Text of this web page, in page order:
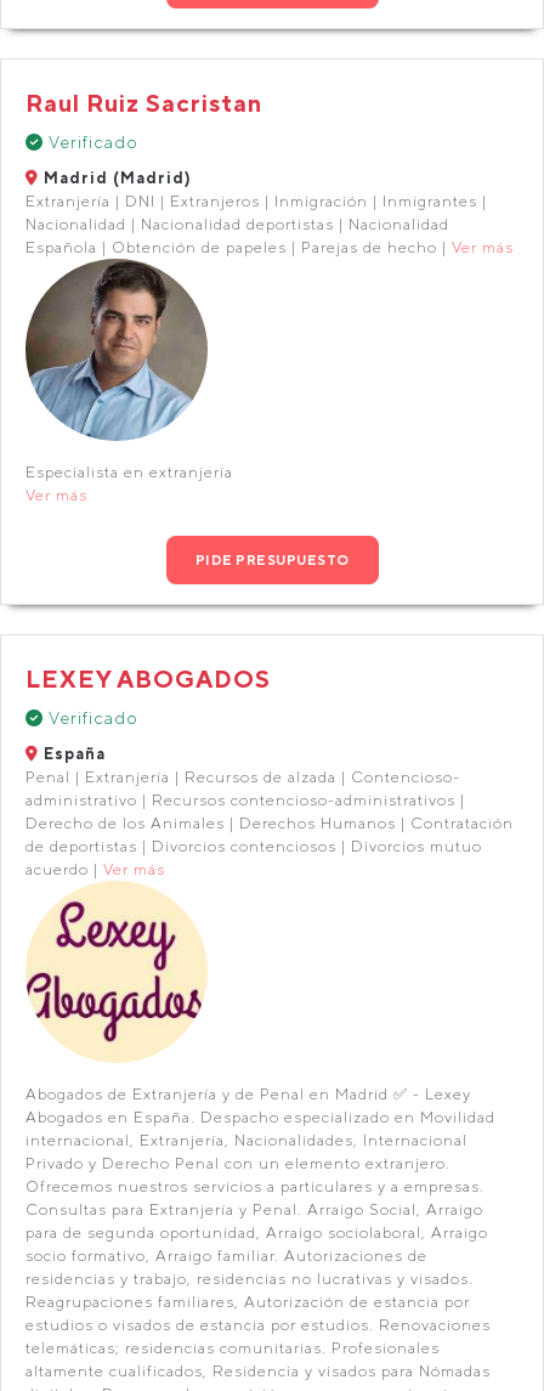
Raul Ruiz Sacristan
Verificado
Madrid (Madrid)
Extranjería | DNI | Extranjeros | Inmigración | Inmigrantes |
Nacionalidad | Nacionalidad deportistas | Nacionalidad
Española | Obtención de papeles | Parejas de hecho | Ver más
Especialista en extranjería
Ver más
PIDE PRESUPUESTO
LEXEY ABOGADOS
Verificado
España
Penal | Extranjería | Recursos de alzada | Contencioso-
administrativo | Recursos contencioso-administrativos |
Derecho de los Animales | Derechos Humanos | Contratación
de deportistas | Divorcios contenciosos | Divorcios mutuo
acuerdo | Ver más
Abogados de Extranjería y de Penal en Madrid ✅ - Lexey
Abogados en España. Despacho especializado en Movilidad
internacional, Extranjería, Nacionalidades, Internacional
Privado y Derecho Penal con un elemento extranjero.
Ofrecemos nuestros servicios a particulares y a empresas.
Consultas para Extranjería y Penal. Arraigo Social, Arraigo
para de segunda oportunidad, Arraigo sociolaboral, Arraigo
socio formativo, Arraigo familiar. Autorizaciones de
residencias y trabajo, residencias no lucrativas y visados.
Reagrupaciones familiares, Autorización de estancia por
estudios o visados de estancia por estudios. Renovaciones
telemáticas; residencias comunitarias. Profesionales
altamente cualificados, Residencia y visados para Nómadas